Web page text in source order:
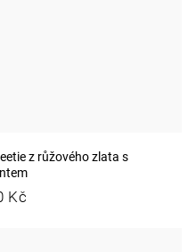
z růžového zlata s
Kč